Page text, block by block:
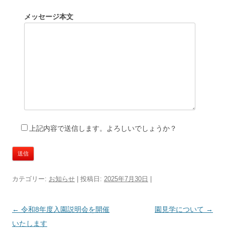
メッセージ本文
上記内容で送信します。よろしいでしょうか？
カテゴリー: お知らせ | 投稿日: 2025年7月30日
投
稿
← 令和8年度入園説明会を開催
いたします
園見学について →